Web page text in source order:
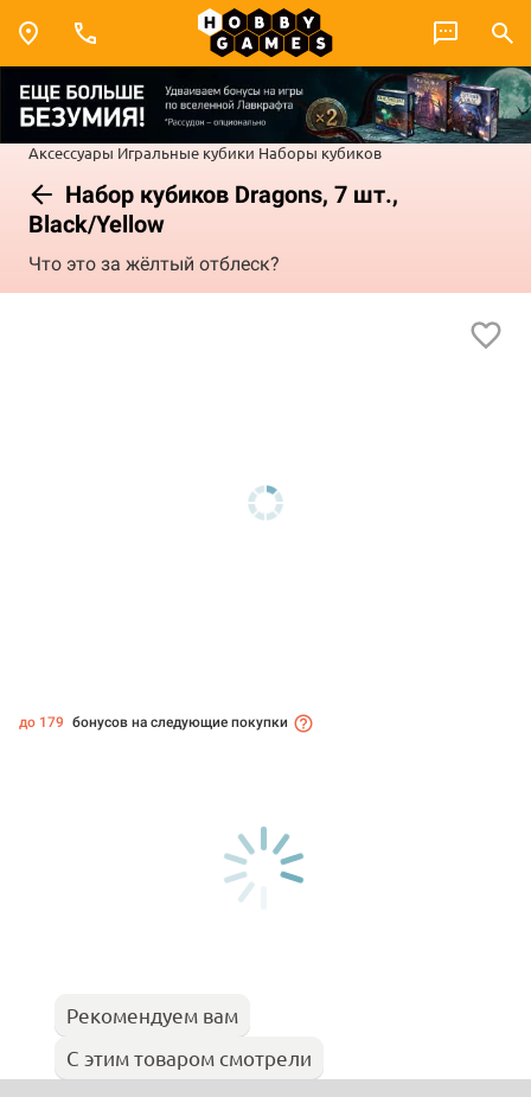
Аксессуары Игральные кубики Наборы кубиков
Набор кубиков Dragons, 7 шт.,
Black/Yellow
Что это за жёлтый отблеск?
до 179 бонусов на следующие покупки
Рекомендуем вам
С этим товаром смотрели